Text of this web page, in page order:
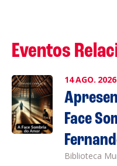
Eventos
14AGO. 2026
Face
Biblioteca